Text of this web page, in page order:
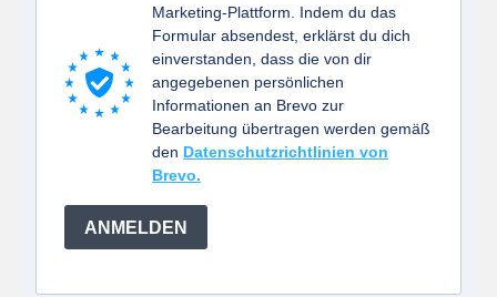
Marketing-Plattform. Indem du das
Formular absendest, erklärst du dich
einverstanden, dass die von dir
angegebenen persönlichen
Informationen an Brevo zur
Bearbeitung übertragen werden gemäß
den Datenschutzrichtlinien von
Brevo.
ANMELDEN